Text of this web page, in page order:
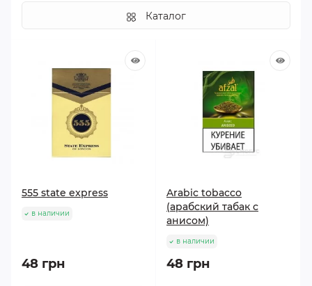
Каталог
555 state express
в наличии
48 грн
Arabic tobacco
(арабский табак с
анисом)
в наличии
48 грн